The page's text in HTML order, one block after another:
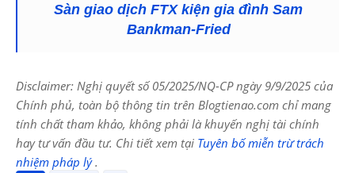
Sàn giao dịch FTX kiện gia đình Sam
Bankman-Fried
Disclaimer: Nghị quyết số 05/2025/NQ-CP ngày 9/9/2025 của
Chính phủ, toàn bộ thông tin trên Blogtienao.com chỉ mang
tính chất tham khảo, không phải là khuyến nghị tài chính
hay tư vấn đầu tư. Chi tiết xem tại Tuyên bố miễn trừ trách
nhiệm pháp lý.